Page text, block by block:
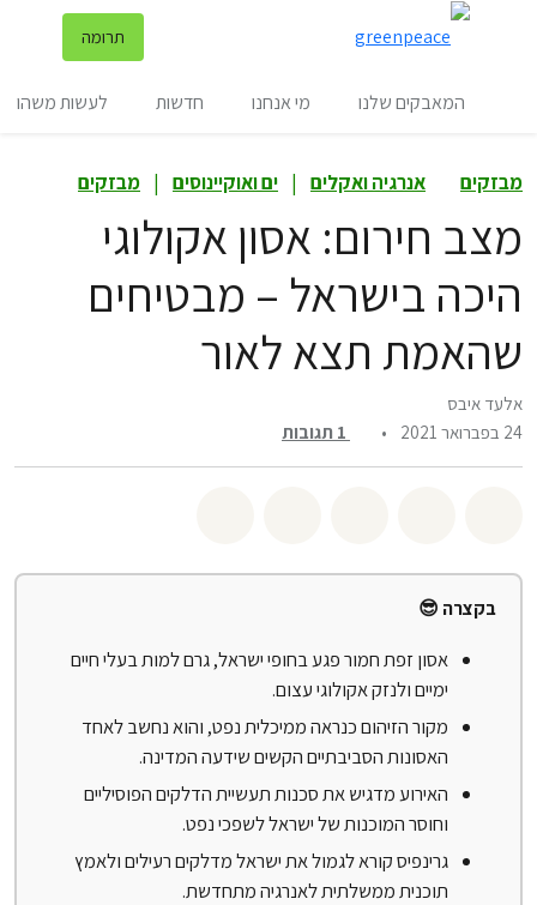
תרומה
המאבקים שלנו מי אנחנו חדשות לעשות משהו
מבזקים אנרגיה ואקלים | ים ואוקיינוסים | מבזקים
מצב חירום: אסון אקולוגי
היכה בישראל – מבטיחים
שהאמת תצא לאור
אלעד איבס
24 בפברואר 2021
•
1 תגובות
בקצרה 😎
אסון זפת חמור פגע בחופי ישראל, גרם למות בעלי חיים
ימיים ולנזק אקולוגי עצום.
מקור הזיהום כנראה ממיכלית נפט, והוא נחשב לאחד
האסונות הסביבתיים הקשים שידעה המדינה.
האירוע מדגיש את סכנות תעשיית הדלקים הפוסיליים
וחוסר המוכנות של ישראל לשפכי נפט.
גרינפיס קורא לגמול את ישראל מדלקים רעילים ולאמץ
תוכנית ממשלתית לאנרגיה מתחדשת.